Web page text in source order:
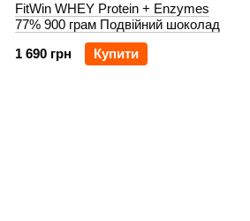
FitWin WHEY Protein + Enzymes
77% 900 грам Подвійний шоколад
1 690 грн
Купити